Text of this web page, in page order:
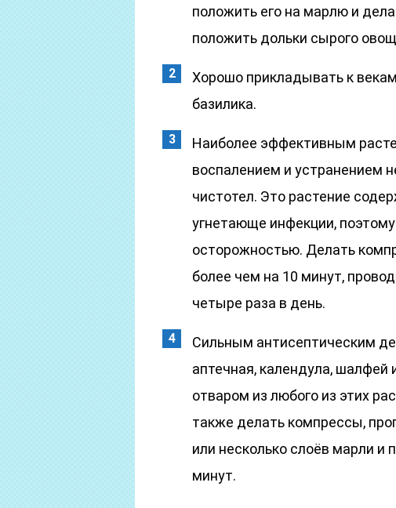
положить его на марлю и
положить дольки сырого
Хорошо прикладывать к
базилика.
Наиболее эффективным
воспалением и устранением
чистотел. Это растение
угнетающе инфекции,
осторожностью. Делать
более чем на 10 минут,
четыре раза в день.
Сильным антисептическим
аптечная, календула,
отваром из любого из этих
также делать компрессы,
или несколько слоёв марли и
минут.